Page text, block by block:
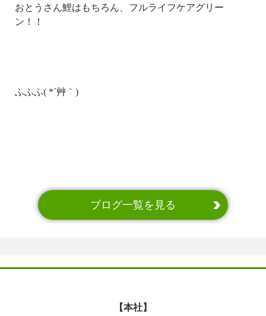
おとうさん鯉はもちろん、フルライフケアグリー
ン！！
ふふふ( *´艸｀)
ブログ一覧を見る
【本社】